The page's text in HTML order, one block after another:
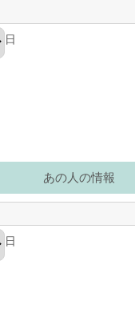
日
あの人の情報
日